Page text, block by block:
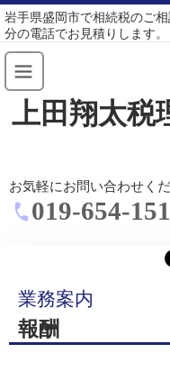
岩手県盛岡市で相続税のご
分の電話でお見積りします。
上田翔太税
お気軽にお問い合わせくだ
019-654-
業務案内
報酬